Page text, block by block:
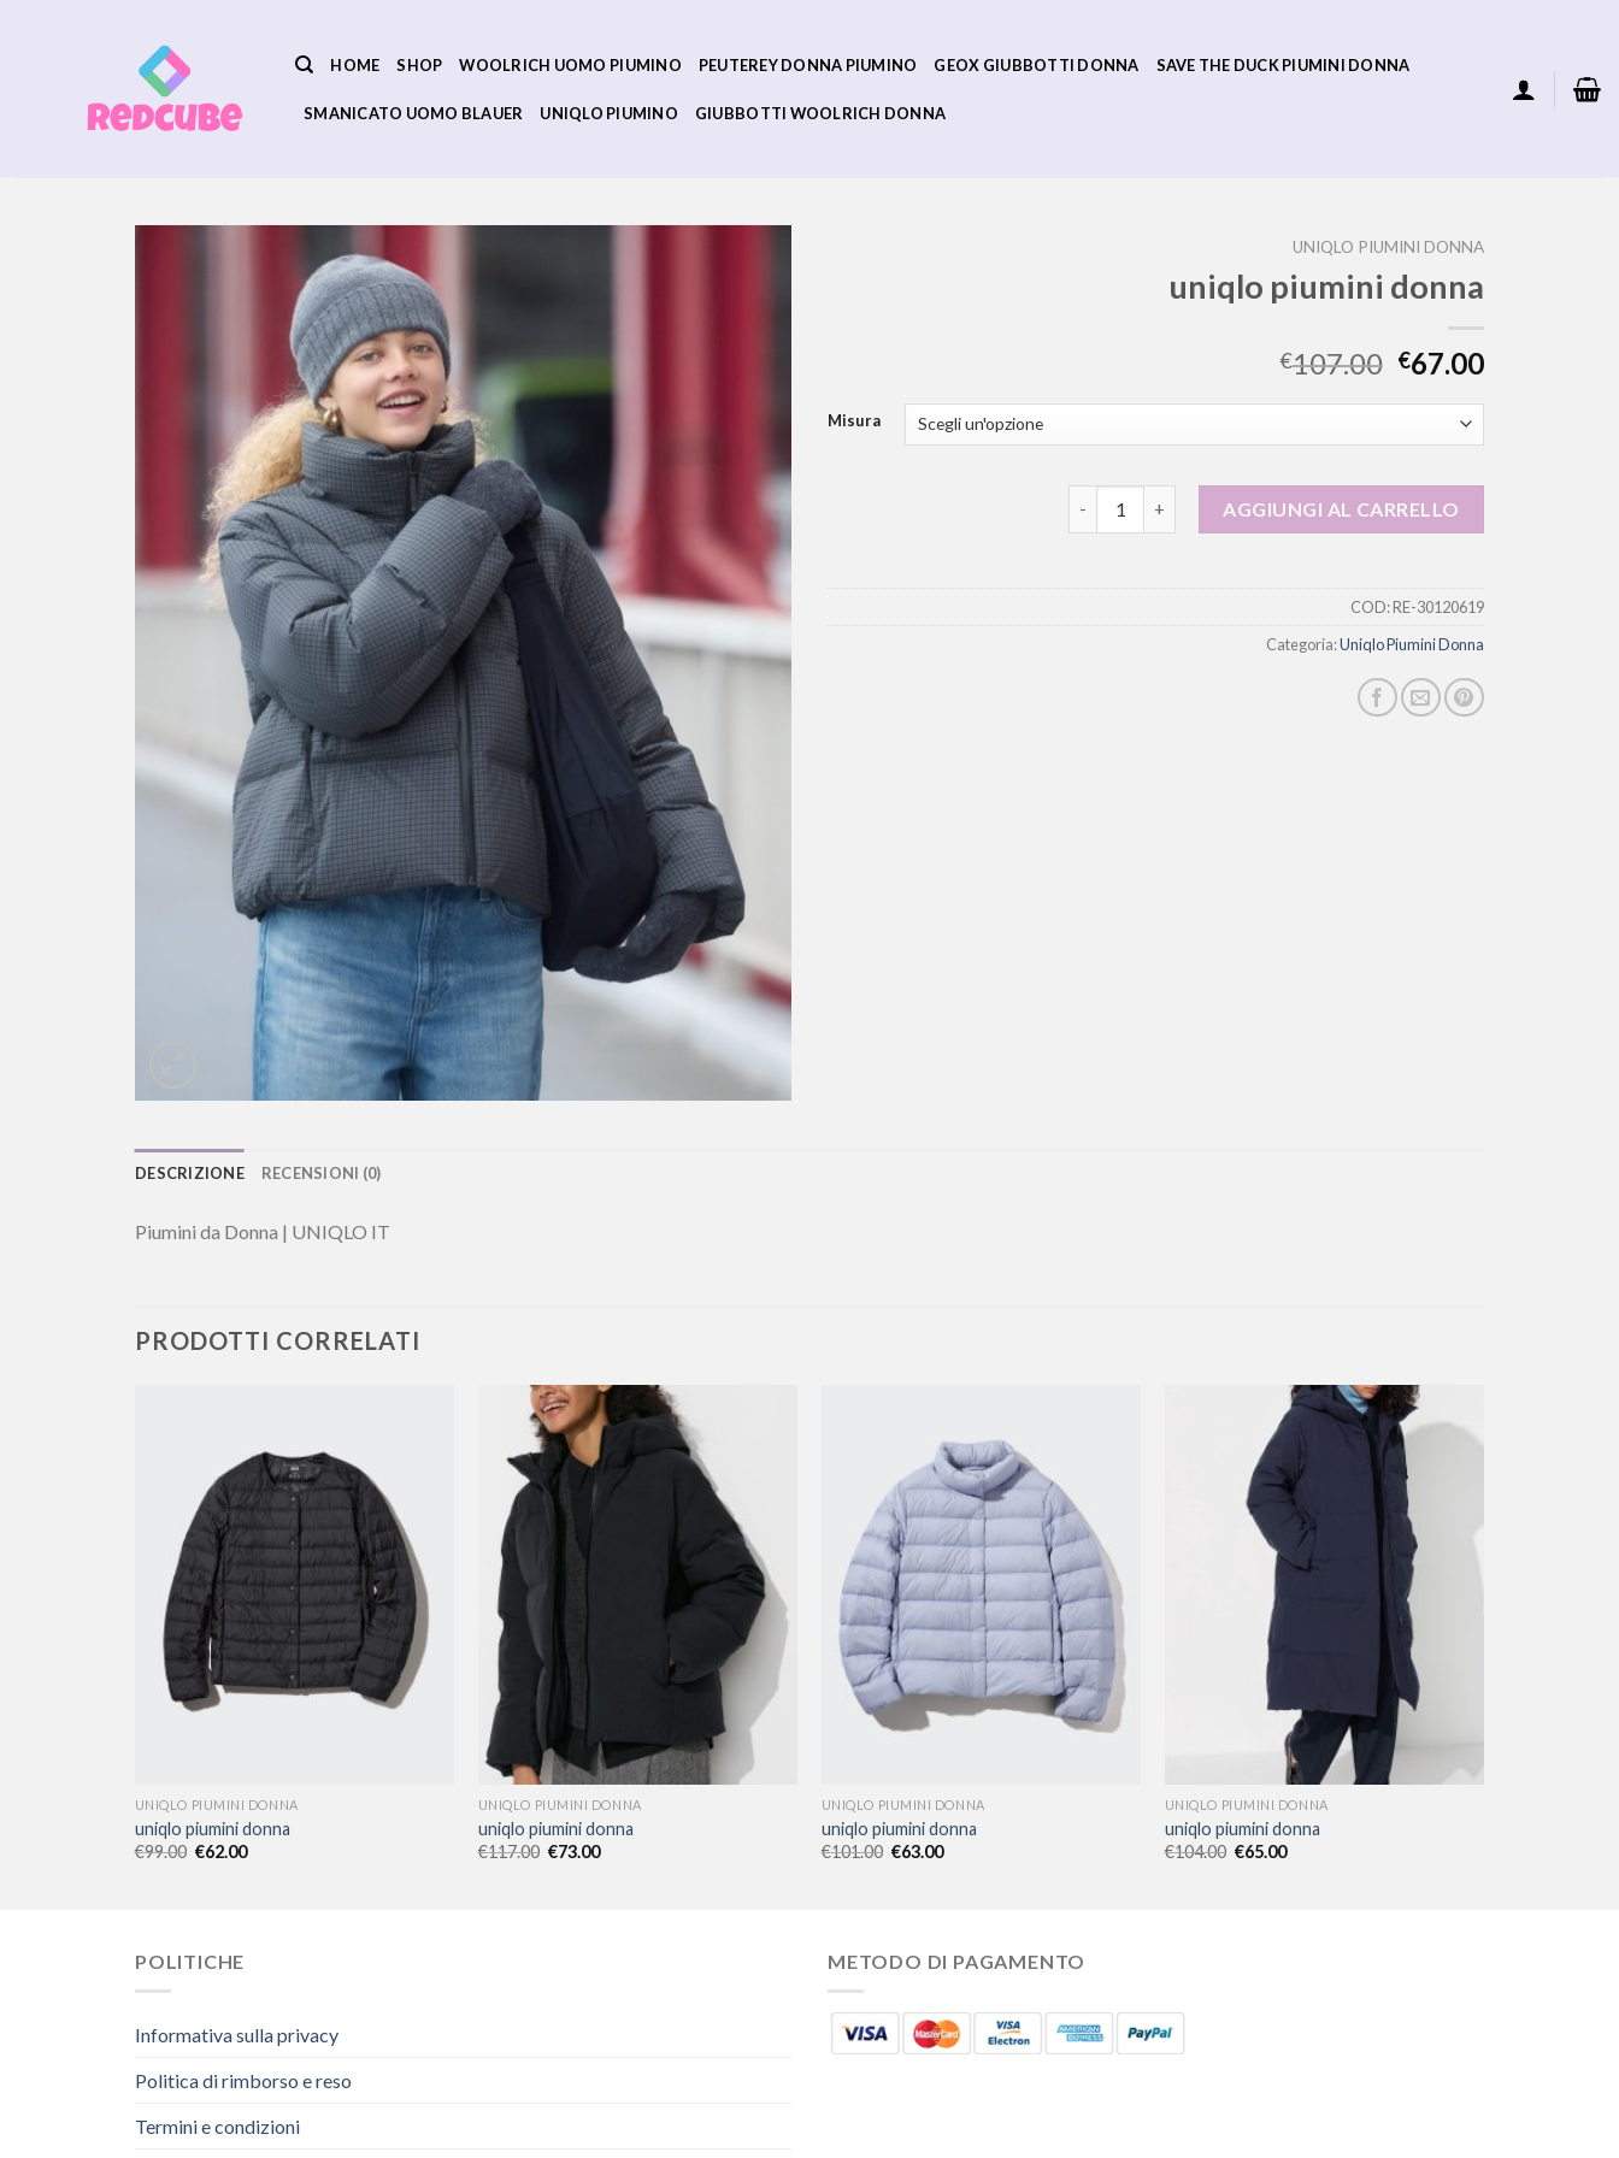
HOME SHOP WOOLRICH UOMO PIUMINO PEUTEREY DONNA PIUMINO GEOX GIUBBOTTI DONNA SAVE THE DUCK PIUMINI DONNA
SMANICATO UOMO BLAUER UNIQLO PIUMINO GIUBBOTTI WOOLRICH DONNA
UNIQLO PIUMINI DONNA
uniqlo piumini donna
€107.00 €67.00
Misura
AGGIUNGI AL CARRELLO
COD:RE-30120619
Categoria:Uniqlo Piumini Donna
DESCRIZIONE RECENSIONI (0)
Piumini da Donna | UNIQLO IT
PRODOTTI CORRELATI
UNIQLO PIUMINI DONNA
uniqlo piumini donna
€99.00 €62.00
UNIQLO PIUMINI DONNA
uniqlo piumini donna
€117.00 €73.00
UNIQLO PIUMINI DONNA
uniqlo piumini donna
€101.00 €63.00
UNIQLO PIUMINI DONNA
uniqlo piumini donna
€104.00 €65.00
POLITICHE
Informativa sulla privacy
Politica di rimborso e reso
Termini e condizioni
METODO DI PAGAMENTO